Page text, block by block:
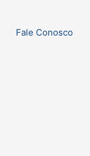
Fale Conosco